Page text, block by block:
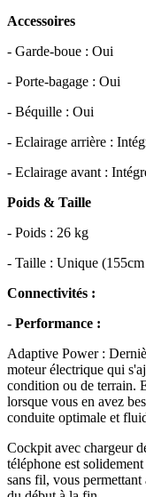
Accessoires
- Garde-boue : Oui
- Porte-bagage : Oui
- Béquille : Oui
- Eclairage arrière :
- Eclairage avant :
Poids & Taille
- Poids : 26 kg
- Taille : Unique
Connectivités :
- Performance :
Adaptive Power :
moteur électrique qui
condition ou de terrain.
lorsque vous en avez
conduite optimale et
Cockpit avec chargeur
téléphone est
sans fil, vous